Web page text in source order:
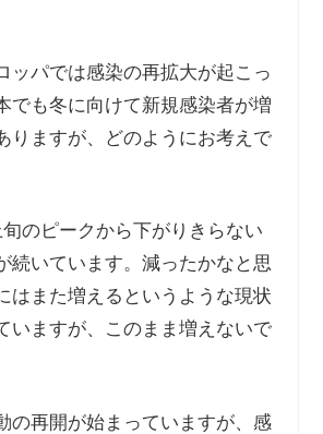
パでは感染の再拡大が起こっ
でも冬に向けて新規感染者が増
りますが、どのようにお考えで
のピークから下がりきらない
続いています。減ったかなと思
はまた増えるというような現状
いますが、このまま増えないで
再開が始まっていますが、感